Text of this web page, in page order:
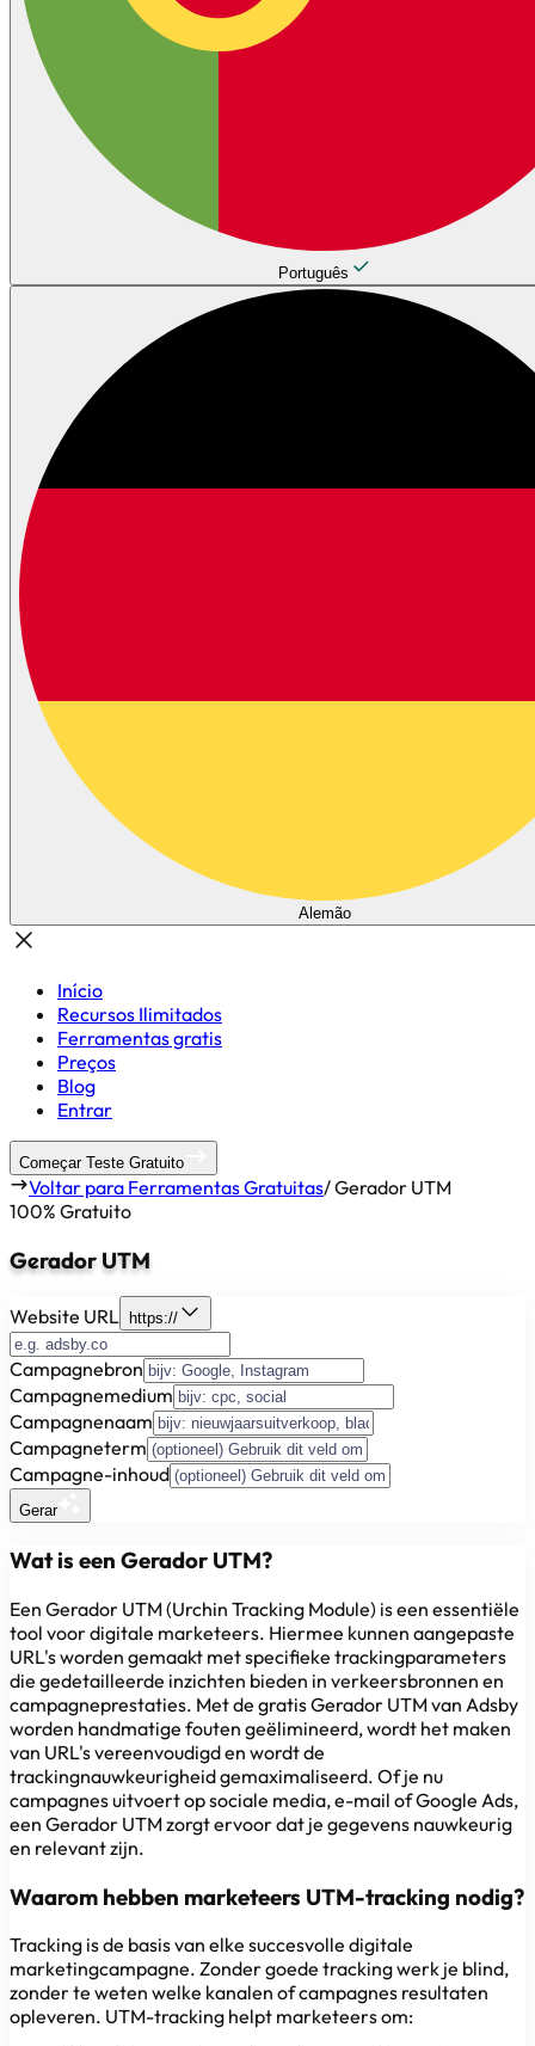
Português
Alemão
Início
Recursos Ilimitados
Ferramentas gratis
Preços
Blog
Entrar
Começar Teste Gratuito
Voltar para Ferramentas Gratuitas/Gerador UTM
100% Gratuito
Gerador UTM
Website URL https://
Campagnebron
Campagnemedium
Campagnenaam
Campagneterm
Campagne-inhoud
Gerar
Wat is een Gerador UTM?
Een Gerador UTM (Urchin Tracking Module) is een essentiële
tool voor digitale marketeers. Hiermee kunnen aangepaste
URL's worden gemaakt met specifieke trackingparameters
die gedetailleerde inzichten bieden in verkeersbronnen en
campagneprestaties. Met de gratis Gerador UTM van Adsby
worden handmatige fouten geëlimineerd, wordt het maken
van URL's vereenvoudigd en wordt de
trackingnauwkeurigheid gemaximaliseerd. Of je nu
campagnes uitvoert op sociale media, e-mail of Google Ads,
een Gerador UTM zorgt ervoor dat je gegevens nauwkeurig
en relevant zijn.
Waarom hebben marketeers UTM-tracking nodig?
Tracking is de basis van elke succesvolle digitale
marketingcampagne. Zonder goede tracking werk je blind,
zonder te weten welke kanalen of campagnes resultaten
opleveren. UTM-tracking helpt marketeers om: